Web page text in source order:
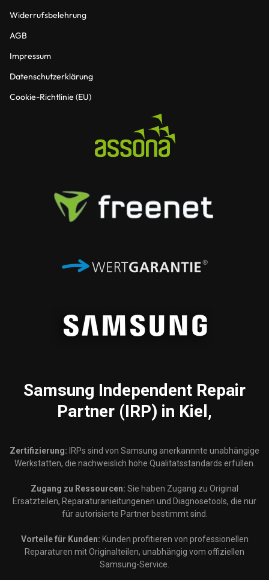
Widerrufsbelehrung
AGB
Impressum
Datenschutzerklärung
Cookie-Richtlinie (EU)
Samsung Independent Repair
Partner (IRP) in Kiel,
Zertifizierung: IRPs sind von Samsung anerkannnte unabhängige
Werkstatten, die nachweislich hohe Qualitatsstandards erfüllen.
Zugang zu Ressourcen: Sie haben Zugang zu Original
Ersatzteilen, Reparaturanieitungenen und Diagnosetools, die nur
für autorisierte Partner bestimmt sind.
Vorteile für Kunden: Kunden profitieren von professionellen
Reparaturen mit Originalteilen, unabhängig vom offiziellen
Samsung-Service.